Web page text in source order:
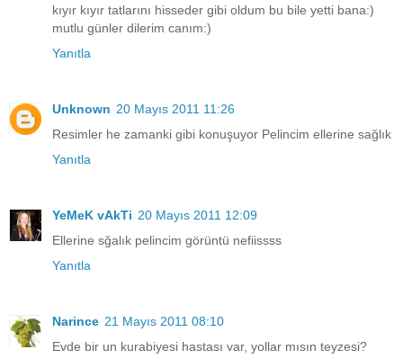
kıyır kıyır tatlarını hisseder gibi oldum bu bile yetti bana:)
mutlu günler dilerim canım:)
Yanıtla
Unknown 20 Mayıs 2011 11:26
Resimler he zamanki gibi konuşuyor Pelincim ellerine sağlık
Yanıtla
YeMeK vAkTi 20 Mayıs 2011 12:09
Ellerine sğalık pelincim görüntü nefiissss
Yanıtla
Narince 21 Mayıs 2011 08:10
Evde bir un kurabiyesi hastası var, yollar mısın teyzesi?